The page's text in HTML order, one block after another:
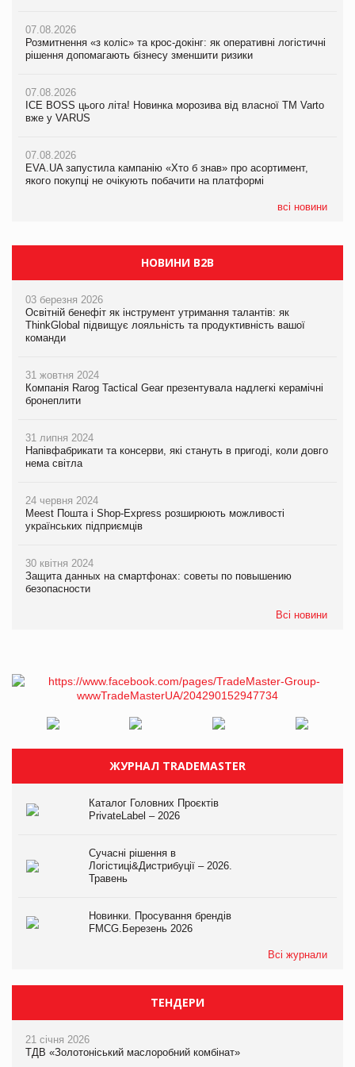
07.08.2026
Розмитнення «з коліс» та крос-докінг: як оперативні логістичні
рішення допомагають бізнесу зменшити ризики
07.08.2026
ICE BOSS цього літа! Новинка морозива від власної ТМ Varto
вже у VARUS
07.08.2026
EVA.UA запустила кампанію «Хто б знав» про асортимент,
якого покупці не очікують побачити на платформі
всі новини
07.08.2026
Розмитнення «з коліс» та крос-докінг: як оперативні логістичні
рішення допомагають бізнесу зменшити ризики
07.08.2026
ICE BOSS цього літа! Новинка морозива від власної ТМ Varto
вже у VARUS
07.08.2026
EVA.UA запустила кампанію «Хто б знав» про асортимент,
якого покупці не очікують побачити на платформі
07.08.2026
Kraft Heinz скоротила збиток у першому півріччі
Продажі Hugo Boss впали на 9%
НОВИНИ B2B
03 березня 2026
Освітній бенефіт як інструмент утримання талантів: як
ThinkGlobal підвищує лояльність та продуктивність вашої
команди
31 жовтня 2024
Компанія Rarog Tactical Gear презентувала надлегкі керамічні
бронеплити
31 липня 2024
Напівфабрикати та консерви, які стануть в пригоді, коли довго
нема світла
24 червня 2024
Meest Пошта і Shop-Express розширюють можливості
українських підприємців
30 квітня 2024
Защита данных на смартфонах: советы по повышению
безопасности
Всі новини
ЖУРНАЛ TRADEMASTER
Каталог Головних Проєктів
PrivateLabel – 2026
Сучасні рішення в
Логістиці&Дистрибуції – 2026.
Травень
Новинки. Просування брендів
FMCG.Березень 2026
Всі журнали
ТЕНДЕРИ
21 січня 2026
ТДВ «Золотоніський маслоробний комбінат»